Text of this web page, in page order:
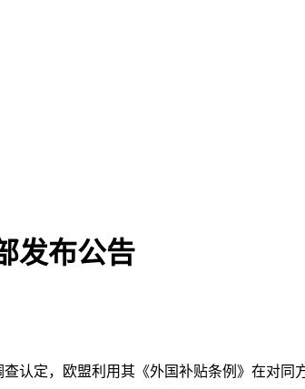
发布公告
认定，欧盟利用其《外国补贴条例》在对同